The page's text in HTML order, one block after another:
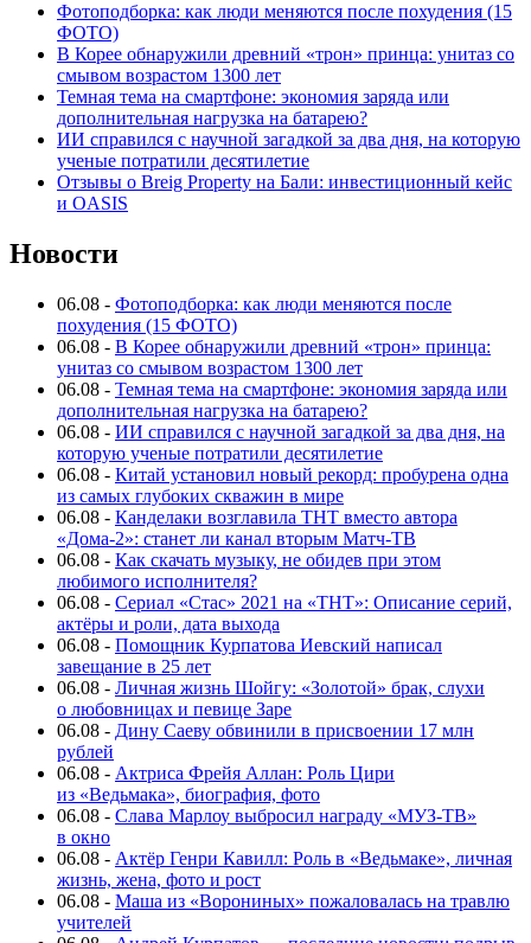
Фотоподборка: как люди меняются после похудения (15
ФОТО)
В Корее обнаружили древний «трон» принца: унитаз со
смывом возрастом 1300 лет
Темная тема на смартфоне: экономия заряда или
дополнительная нагрузка на батарею?
ИИ справился с научной загадкой за два дня, на которую
ученые потратили десятилетие
Отзывы о Breig Property на Бали: инвестиционный кейс
и OASIS
Новости
06.08 - Фотоподборка: как люди меняются после
похудения (15 ФОТО)
06.08 - В Корее обнаружили древний «трон» принца:
унитаз со смывом возрастом 1300 лет
06.08 - Темная тема на смартфоне: экономия заряда или
дополнительная нагрузка на батарею?
06.08 - ИИ справился с научной загадкой за два дня, на
которую ученые потратили десятилетие
06.08 - Китай установил новый рекорд: пробурена одна
из самых глубоких скважин в мире
06.08 - Канделаки возглавила ТНТ вместо автора
«Дома-2»: станет ли канал вторым Матч-ТВ
06.08 - Как скачать музыку, не обидев при этом
любимого исполнителя?
06.08 - Сериал «Стас» 2021 на «ТНТ»: Описание серий,
актёры и роли, дата выхода
06.08 - Помощник Курпатова Иевский написал
завещание в 25 лет
06.08 - Личная жизнь Шойгу: «Золотой» брак, слухи
о любовницах и певице Заре
06.08 - Дину Саеву обвинили в присвоении 17 млн
рублей
06.08 - Актриса Фрейя Аллан: Роль Цири
из «Ведьмака», биография, фото
06.08 - Слава Марлоу выбросил награду «МУЗ-ТВ»
в окно
06.08 - Актёр Генри Кавилл: Роль в «Ведьмаке», личная
жизнь, жена, фото и рост
06.08 - Маша из «Ворониных» пожаловалась на травлю
учителей